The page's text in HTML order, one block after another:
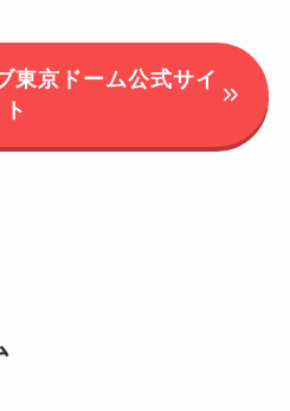
東京ドーム公式サイ
ト